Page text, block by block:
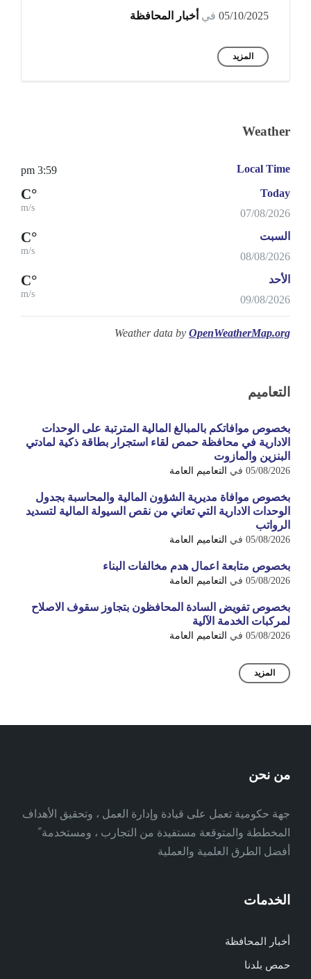
05/10/2025 في أخبار المحافظة
المزيد
Weather
Local Time
3:59 pm
Today
07/08/2026
°C
m/s
السبت
08/08/2026
°C
m/s
الأحد
09/08/2026
°C
m/s
Weather data by OpenWeatherMap.org
التعاميم
بخصوص موافاتكم بالمبالغ المالية المترتبة على الوحدات
الادارية في محافظة حمص لقاء استجرار بطاقة ذكية لمادتي
البنزين والمازوت
05/08/2026 في التعاميم العامة
بخصوص موافاة مديرية الشؤون المالية والمحاسبة بجدول
الوحدات الادارية التي تعاني من نقص السيولة المالية لتسديد
الرواتب
05/08/2026 في التعاميم العامة
بخصوص متابعة اعمال هدم مخالفات البناء
05/08/2026 في التعاميم العامة
بخصوص تفويض السادة المحافظون بتجاوز سقوف الاصلاح
لمركبات الخدمة الآلية
05/08/2026 في التعاميم العامة
المزيد
من نحن
جهة حكومية تعمل على قيادة وإدارة العمل ، وتحقيق الأهداف
المخططة والمتوقعة مستفيدة من التجارب ، ومستخدمة ً
أفضل الطرق العلمية والعملية
الخدمات
أخبار المحافظة
حمص بلدنا